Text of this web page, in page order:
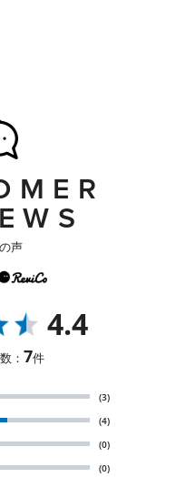
声
4.4
： 7件
(3)
(4)
(0)
(0)